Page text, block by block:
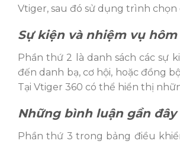
Vtiger, sau đó sử dụng trình
Sự kiện và nhiệm vụ hôm
Phần thứ 2 là danh sách các sự
đến danh bạ, cơ hội, hoặc đồng
Tại Vtiger 360 có thể hiển thị
Những bình luận gần
Phần thứ 3 trong bảng điều